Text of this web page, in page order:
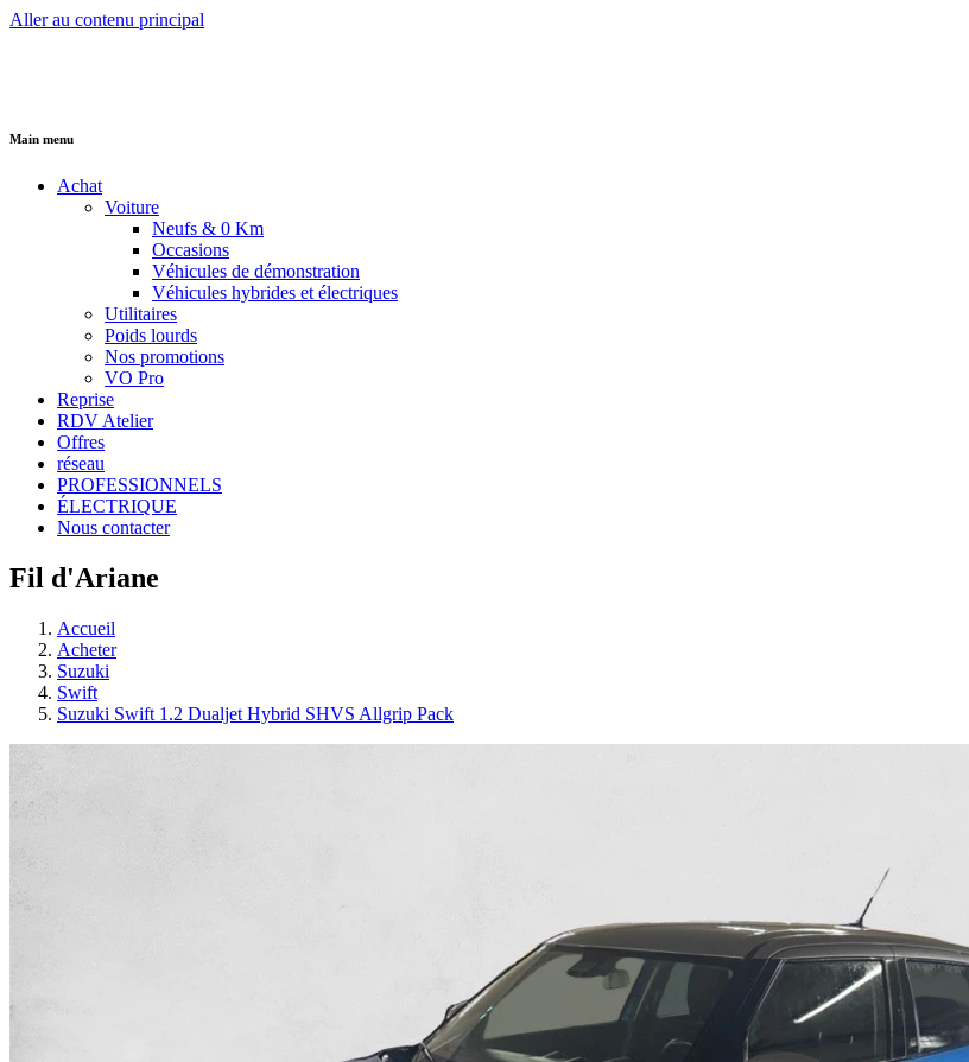
Aller au contenu principal
Main menu
Achat
Voiture
Neufs & 0 Km
Occasions
Véhicules de démonstration
Véhicules hybrides et électriques
Utilitaires
Poids lourds
Nos promotions
VO Pro
Reprise
RDV Atelier
Offres
réseau
PROFESSIONNELS
ÉLECTRIQUE
Nous contacter
Fil d'Ariane
Accueil
Acheter
Suzuki
Swift
Suzuki Swift 1.2 Dualjet Hybrid SHVS Allgrip Pack